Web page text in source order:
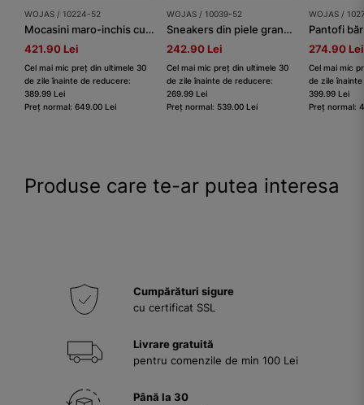
WOJAS / 10224-52
Mocasini maro-inchis cu decor metalic bărbați
421.90 Lei
Cel mai mic preț din ultimele 30
de zile înainte de reducere:
389.99 Lei
Preț normal: 649.00 Lei
WOJAS / 10039-52
Sneakers din piele granulată maro-închis bărbați
242.90 Lei
Cel mai mic preț din ultimele 30
de zile înainte de reducere:
269.99 Lei
Preț normal: 539.00 Lei
WOJAS /
274.90 Lei
Cel mai mic
de zile
399.99 Lei
Preț normal:
Produse care te-ar putea interesa
Cumpărături sigure
cu certificat SSL
Livrare gratuită
pentru comenzile de min 100 Lei
Până la 30